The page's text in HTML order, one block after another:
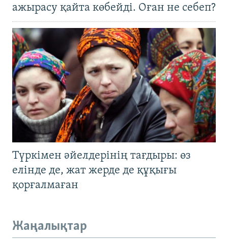
ажырасу қайта көбейді. Оған не себеп?
Түркімен әйелдерінің тағдыры: өз
елінде де, жат жерде де құқығы
қорғалмаған
Жаңалықтар